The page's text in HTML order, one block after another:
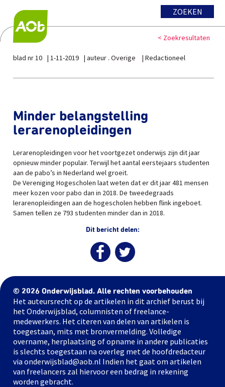
ZOEKEN
< Zoekresultaten
blad nr 10 1-11-2019 auteur . Overige Redactioneel
Minder belangstelling
lerarenopleidingen
Lerarenopleidingen voor het voortgezet onderwijs zijn dit jaar
opnieuw minder populair. Terwijl het aantal eerstejaars studenten
aan de pabo’s in Nederland wel groeit.
De Vereniging Hogescholen laat weten dat er dit jaar 481 mensen
meer kozen voor pabo dan in 2018. De tweedegraads
lerarenopleidingen aan de hogescholen hebben flink ingeboet.
Samen tellen ze 793 studenten minder dan in 2018.
Dit bericht delen:
© 2026 Onderwijsblad. Alle rechten voorbehouden
Het auteursrecht op de artikelen in dit archief berust bij
het Onderwijsblad, columnisten of freelance-
medewerkers. Het citeren van delen van artikelen is
toegestaan, mits met bronvermelding. Volledige
overname, herplaatsing of opname in andere publicaties
is slechts toegestaan na overleg met de hoofdredacteur
via onderwijsblad@aob.nl Indien het gaat om artikelen
van freelancers zal hiervoor een bedrag in rekening
worden gebracht.